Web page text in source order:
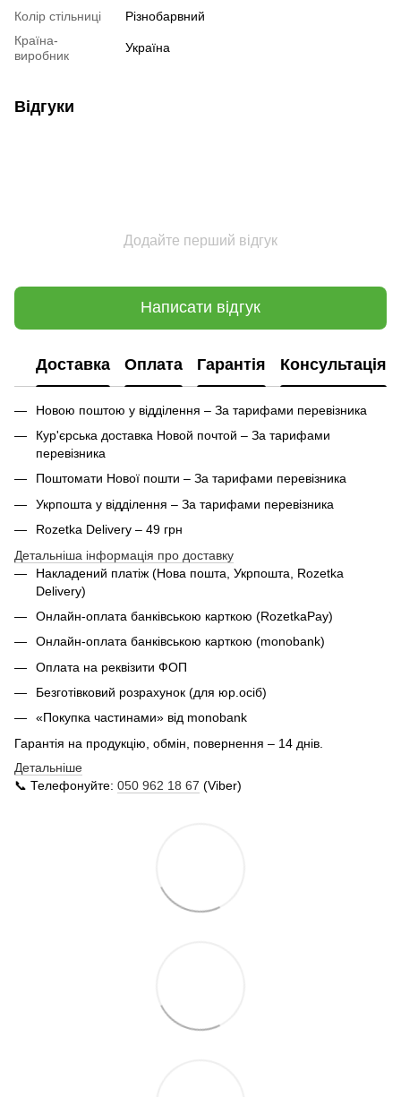
Колір стільниці
Різнобарвний
Країна-
виробник
Україна
Відгуки
Додайте перший відгук
Написати відгук
Доставка Оплата Гарантія Консультація
Новою поштою у відділення – За тарифами перевізника
Кур'єрська доставка Новой почтой – За тарифами
перевізника
Поштомати Нової пошти – За тарифами перевізника
Укрпошта у відділення – За тарифами перевізника
Rozetka Delivery – 49 грн
Детальніша інформація про доставку
Накладений платіж (Нова пошта, Укрпошта, Rozetka
Delivery)
Онлайн-оплата банківською карткою (RozetkaPay)
Онлайн-оплата банківською карткою (monobank)
Оплата на реквізити ФОП
Безготівковий розрахунок (для юр.осіб)
«Покупка частинами» від monobank
Гарантія на продукцію, обмін, повернення – 14 днів.
Детальніше
📞 Телефонуйте: 050 962 18 67 (Viber)